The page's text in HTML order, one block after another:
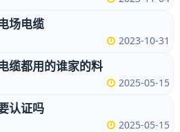
场电缆
2023-10-31
缆都用的谁家的料
2025-05-15
认证吗
2025-05-15